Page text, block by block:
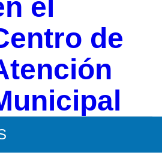
el
de